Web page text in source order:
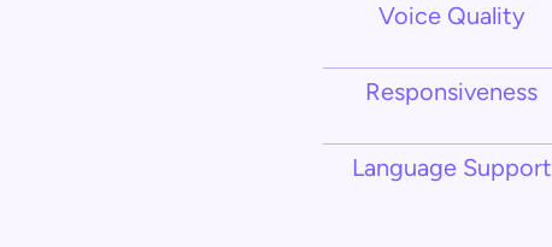
Voice Quality
Responsiveness
Language Support